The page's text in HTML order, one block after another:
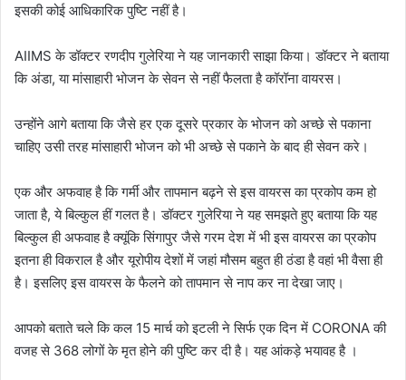
इसकी कोई आधिकारिक पुष्टि नहीं है।
AIIMS के डॉक्टर रणदीप गुलेरिया ने यह जानकारी साझा किया। डॉक्टर ने बताया
कि अंडा, या मांसाहारी भोजन के सेवन से नहीं फैलता है कॉरॉना वायरस।
उन्होंने आगे बताया कि जैसे हर एक दूसरे प्रकार के भोजन को अच्छे से पकाना
चाहिए उसी तरह मांसाहारी भोजन को भी अच्छे से पकाने के बाद ही सेवन करे।
एक और अफवाह है कि गर्मी और तापमान बढ़ने से इस वायरस का प्रकोप कम हो
जाता है, ये बिल्कुल हीं गलत है। डॉक्टर गुलेरिया ने यह समझते हुए बताया कि यह
बिल्कुल ही अफवाह है क्यूंकि सिंगापुर जैसे गरम देश में भी इस वायरस का प्रकोप
इतना ही विकराल है और यूरोपीय देशों में जहां मौसम बहुत ही ठंडा है वहां भी वैसा ही
है। इसलिए इस वायरस के फैलने को तापमान से नाप कर ना देखा जाए।
आपको बताते चले कि कल 15 मार्च को इटली ने सिर्फ एक दिन में CORONA की
वजह से 368 लोगों के मृत होने की पुष्टि कर दी है। यह आंकड़े भयावह है ।